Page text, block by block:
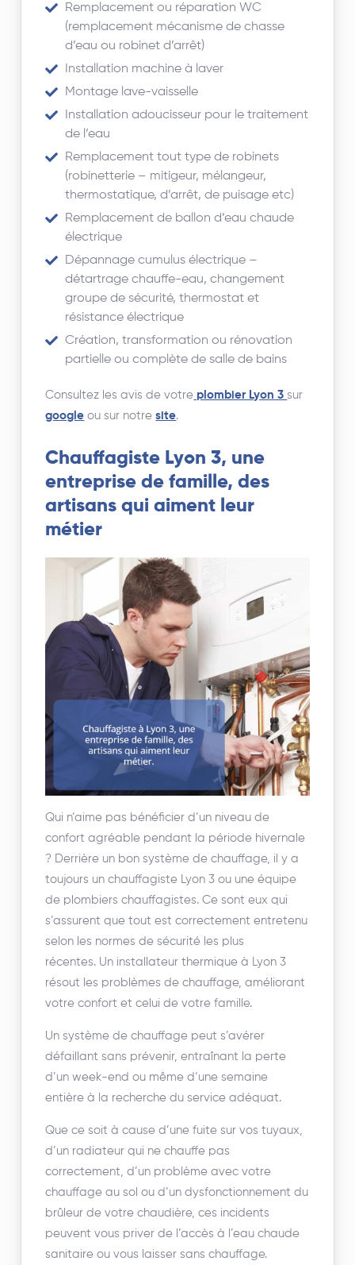
Remplacement ou réparation WC
(remplacement mécanisme de chasse
d’eau ou robinet d’arrêt)
Installation machine à laver
Montage lave-vaisselle
Installation adoucisseur pour le traitement
de l’eau
Remplacement tout type de robinets
(robinetterie – mitigeur, mélangeur,
thermostatique, d’arrêt, de puisage etc)
Remplacement de ballon d’eau chaude
électrique
Dépannage cumulus électrique –
détartrage chauffe-eau, changement
groupe de sécurité, thermostat et
résistance électrique
Création, transformation ou rénovation
partielle ou complète de salle de bains
Consultez les avis de votre plombier Lyon 3sur
google ou sur notresite.
Chauffagiste Lyon 3, une
entreprise de famille, des
artisans qui aiment leur
métier
Qui n’aime pas bénéficier d’un niveau de
confort agréable pendant la période hivernale
? Derrière un bon système de chauffage, il y a
toujours un chauffagiste Lyon 3 ou une équipe
de plombiers chauffagistes. Ce sont eux qui
s’assurent que tout est correctement entretenu
selon les normes de sécurité les plus
récentes. Un installateur thermique à Lyon 3
résout les problèmes de chauffage, améliorant
votre confort et celui de votre famille.
Un système de chauffage peut s’avérer
défaillant sans prévenir, entraînant la perte
d’un week-end ou même d’une semaine
entière à la recherche du service adéquat.
Que ce soit à cause d’une fuite sur vos tuyaux,
d’un radiateur qui ne chauffe pas
correctement, d’un problème avec votre
chauffage au sol ou d’un dysfonctionnement du
brûleur de votre chaudière, ces incidents
peuvent vous priver de l’accès à l’eau chaude
sanitaire ou vous laisser sans chauffage.